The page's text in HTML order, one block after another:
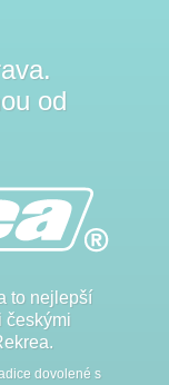
od
to nejlepší
českými
dovolené s